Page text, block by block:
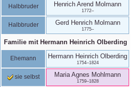
Halbbruder Henrich Arend Molmann
1772–
Halbbruder Gerd Henrich Molmann
1775–
Familie mit Hermann Heinrich Olberding
Ehemann Hermann Heinrich Olberding
1754–1824
sie selbst Maria Agnes Mohlmann
1759–1828